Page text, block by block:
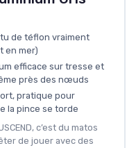
de téflon vraiment
en mer)
efficace sur tresse et
près des nœuds
pratique pour
la pince se torde
c’est du matos
de jouer avec des